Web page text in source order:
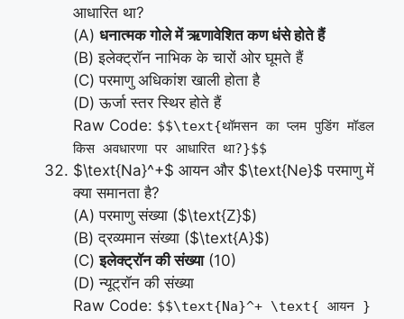
आधारित था?
(A) धनात्मक गोले में ऋणावेशित कण धंसे होते हैं
(B) इलेक्ट्रॉन नाभिक के चारों ओर घूमते हैं
(C) परमाणु अधिकांश खाली होता है
(D) ऊर्जा स्तर स्थिर होते हैं
Raw Code: $$\text{थॉमसन का प्लम पुडिंग मॉडल
किस अवधारणा पर आधारित था?}$$
$\text{Na}^+$ आयन और $\text{Ne}$ परमाणु में
क्या समानता है?
(A) परमाणु संख्या ($\text{Z}$)
(B) द्रव्यमान संख्या ($\text{A}$)
(C)इलेक्ट्रॉन की संख्या(10)
(D) न्यूट्रॉन की संख्या
Raw Code: $$\text{Na}^+ \text{ आयन }